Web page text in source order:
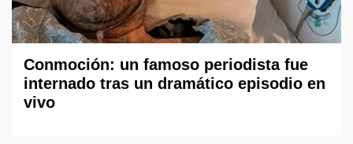
Conmoción: un famoso periodista fue
internado tras un dramático episodio en
vivo